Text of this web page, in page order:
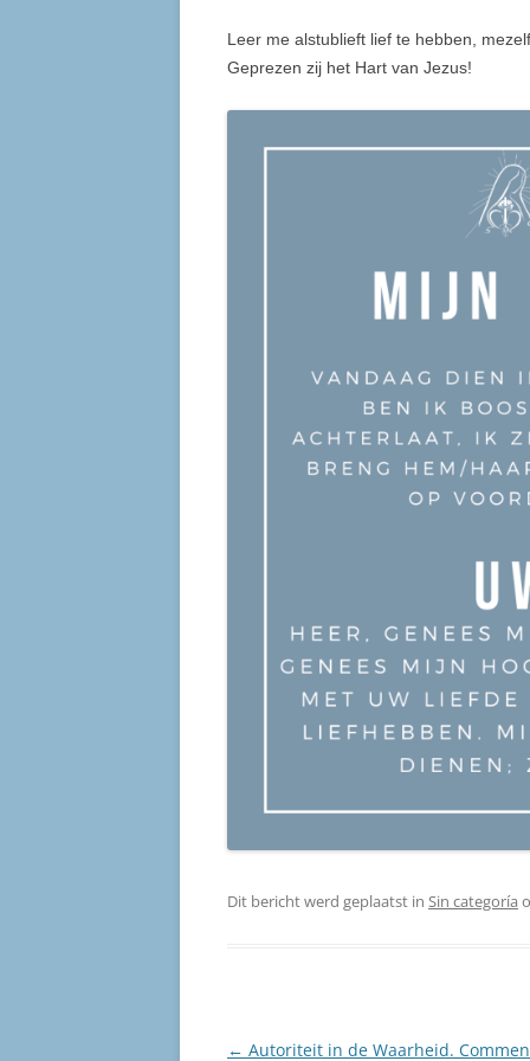
Leer me alstublieft lief te hebben,
Geprezen zij het Hart van Jezus!
Dit bericht werd geplaatst in Sin categoría
Berichtnavigatie
← Autoriteit in de Waarheid.